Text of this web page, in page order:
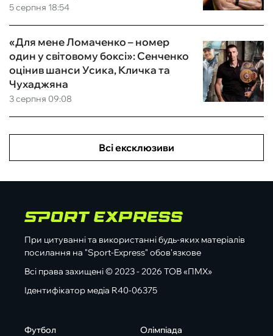
5 серпня 18:54
3 серпня 09:08
«Для мене Ломаченко – номер
один у світовому боксі»: Сенченко
оцінив шанси Усика, Кличка та
Чухаджяна
Всі ексклюзиви
При цитуванні та використанні будь-яких матеріалів
посилання на "Sport-Express" обов'язкове
Всі права захищені © 2023 - 2026 ТОВ «ПМХ»
Ідентифікатор медіа R40-06375
Футбол
Олімпіада